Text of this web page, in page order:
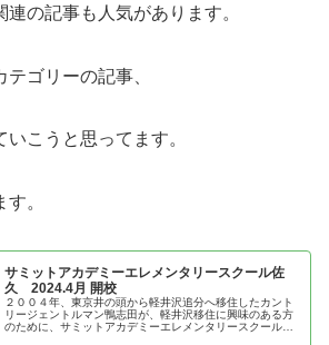
の記事も人気があります。
テゴリーの記事、
こうと思ってます。
。
サミットアカデミーエレメンタリースクール佐
久 2024.4月 開校
２００４年、東京井の頭から軽井沢追分へ移住したカント
リージェントルマン鴨志田が、軽井沢移住に興味のある方
のために、サミットアカデミーエレメンタリースクール佐